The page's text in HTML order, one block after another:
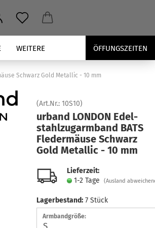
ÖFFUNGSZEITEN
WEITERE
Schwarz Gold Metallic - 10 mm
(Art.Nr.: 10S10)
ur­band LON­DON Edel­
stahl­zug­arm­band BATS
Fle­der­mäu­se Schwarz
Gold Me­tal­lic - 10 mm
Lieferzeit:
1-2 Tage
(Ausland
Lagerbestand: 7 Stück
Armbandgröße: